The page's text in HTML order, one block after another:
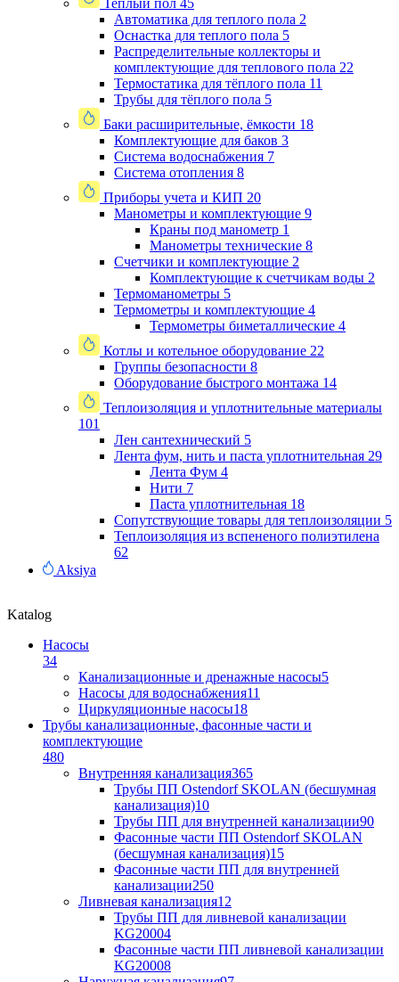
Теплый пол 45
Автоматика для теплого пола 2
Оснастка для теплого пола 5
Распределительные коллекторы и
комплектующие для теплового пола 22
Термостатика для тёплого пола 11
Трубы для тёплого пола 5
Баки расширительные, ёмкости 18
Комплектующие для баков 3
Система водоснабжения 7
Система отопления 8
Приборы учета и КИП 20
Манометры и комплектующие 9
Краны под манометр 1
Манометры технические 8
Счетчики и комплектующие 2
Комплектующие к счетчикам воды 2
Термоманометры 5
Термометры и комплектующие 4
Термометры биметаллические 4
Котлы и котельное оборудование 22
Группы безопасности 8
Оборудование быстрого монтажа 14
Теплоизоляция и уплотнительные материалы
101
Лен сантехнический 5
Лента фум, нить и паста уплотнительная 29
Лента Фум 4
Нити 7
Паста уплотнительная 18
Сопутствующие товары для теплоизоляции 5
Теплоизоляция из вспененого полиэтилена
62
Aksiya
Katalog
Насосы
34
Канализационные и дренажные насосы5
Насосы для водоснабжения11
Циркуляционные насосы18
Трубы канализационные, фасонные части и
комплектующие
480
Внутренняя канализация365
Трубы ПП Ostendorf SKOLAN (бесшумная
канализация)10
Трубы ПП для внутренней канализации90
Фасонные части ПП Ostendorf SKOLAN
(бесшумная канализация)15
Фасонные части ПП для внутренней
канализации250
Ливневая канализация12
Трубы ПП для ливневой канализации
KG20004
Фасонные части ПП ливневой канализации
KG20008